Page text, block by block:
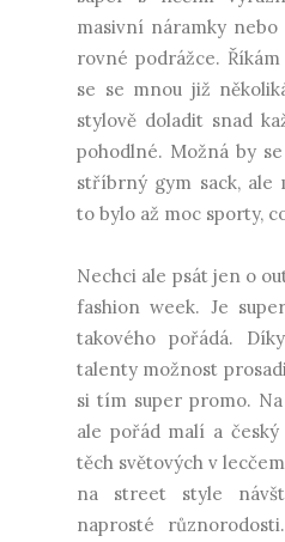
masivní náramky
rovné podrážce.
se se mnou již
stylově doladit snad
pohodlné. Možná by
stříbrný gym sack, ale
to bylo až moc sporty,
Nechci ale psát jen o
fashion week. Je
takového pořádá.
talenty možnost
si tím super promo.
ale pořád malí a
těch světových v
na street style
naprosté